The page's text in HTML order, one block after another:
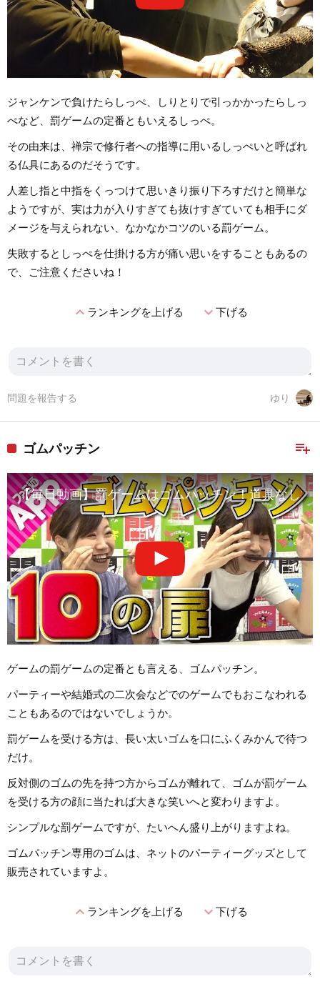
ジャンケンで負けたらしっぺ、しりとりで引っかかったらしっ
ぺなど、罰ゲームの定番ともいえるしっぺ。
その由来は、禅宗で修行者への指導に用いるしっぺいと呼ばれ
る仏具にあるのだそうです。
人差し指と中指をくっつけて思いきり振り下ろすだけと簡単な
ようですが、実は力が入りすぎても抜けすぎていても相手にダ
メージを与えられない、なかなかコツのいる罰ゲーム。
失敗するとしっぺを仕掛ける方が痛い思いをすることもあるの
で、ご注意くださいね！
expand_lessランキングを上げる expand_more下げる
ゆり
問題を報告する
playlist_add
ゴムパッチン
【毎日動画】罰ゲームはゴムパッチン！道具なしで
ゲームの罰ゲームの定番とも言える、ゴムパッチン。
パーティーや結婚式の二次会などでのゲームでもおこなわれる
こともあるのではないでしょうか。
罰ゲームを受ける方は、長い太いゴムを口にふくみかんで待つ
だけ。
反対側のゴムの先を持つ方からゴムが離れて、ゴムが罰ゲーム
を受ける方の顔に当たれば大きな笑いへと変わりますよ。
シンプルな罰ゲームですが、たいへん盛り上がりますよね。
ゴムパッチン専用のゴムは、ネットのパーティーグッズとして
販売されていますよ。
expand_lessランキングを上げる expand_more下げる